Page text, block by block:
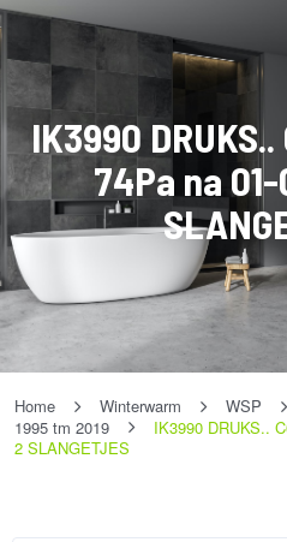
IK3990
74Pa na
Home Winterwarm WSP
1995 tm 2019
IK3990 DRUKS..
2 SLANGETJES